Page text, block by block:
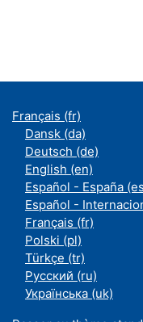
Français ‎(fr)‎
Dansk ‎(da)‎
Deutsch ‎(de)‎
English ‎(en)‎
Español - España
Español -
Français ‎(fr)‎
Polski ‎(pl)‎
Türkçe ‎(tr)‎
Русский ‎(ru)‎
Українська ‎(uk)‎